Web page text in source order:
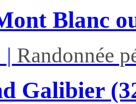
Blanc
| Randonnée
Galibier